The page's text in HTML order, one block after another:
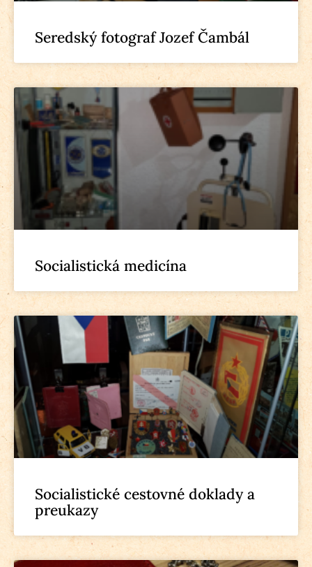
Seredský fotograf Jozef Čambál
Socialistická medicína
Socialistické cestovné doklady a
preukazy